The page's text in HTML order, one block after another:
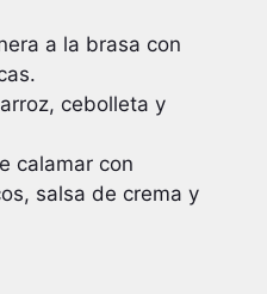
a la brasa con
cebolleta y
calamar con
salsa de crema y